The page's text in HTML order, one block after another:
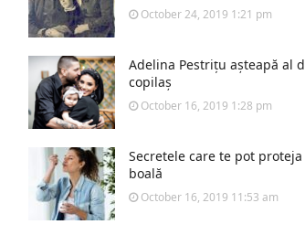
October 24, 2019 1:21 pm
Adelina Pestrițu așteapă al
copilaș
October 16, 2019 1:28 pm
Secretele care te pot
boală
October 16, 2019 11:53 am